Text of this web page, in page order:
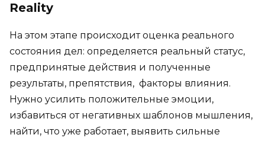
Reality
На этом этапе происходит оценка реального
состояния дел: определяется реальный статус,
предпринятые действия и полученные
результаты, препятствия, факторы влияния.
Нужно усилить положительные эмоции,
избавиться от негативных шаблонов мышления,
найти, что уже работает, выявить сильные